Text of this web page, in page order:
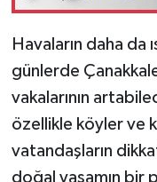
Havaların daha da
günlerde
vakalarının
özellikle köyler ve
vatandaşların
doğal yaşamın bir